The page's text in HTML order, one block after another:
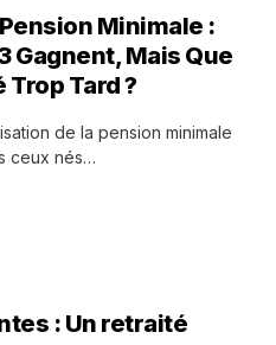
Minimale :
Gagnent, Mais Que
Trop Tard ?
de la pension minimale
ceux nés…
: Un retraité